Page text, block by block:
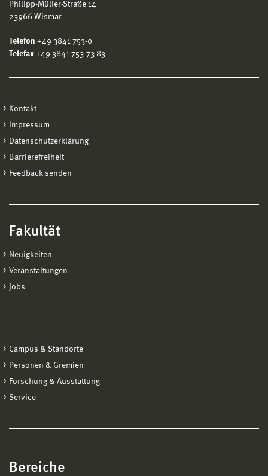
Philipp-Müller-Straße 14
23966 Wismar
Telefon +49 3841 753-0
Telefax +49 3841 753-73 83
Kontakt
Impressum
Datenschutzerklärung
Barrierefreiheit
Feedback senden
Fakultät
Neuigkeiten
Veranstaltungen
Jobs
Campus & Standorte
Personen & Gremien
Forschung & Ausstattung
Service
Bereiche